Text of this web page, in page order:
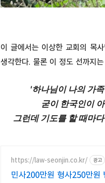
이 글에서는 이상한 교회의 목
생각한다. 물론 이 정도 선까지
'하나님이 나의 가
굳이 한국인이
그런데 기도를 할 때마
https://law-seonjin.co.kr/ 광고
민사200만원 형사250만원